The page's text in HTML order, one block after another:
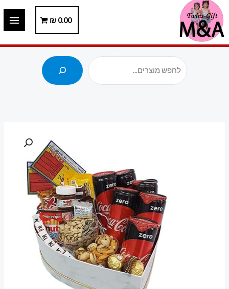
דילוג
לתוכן
0.00
₪